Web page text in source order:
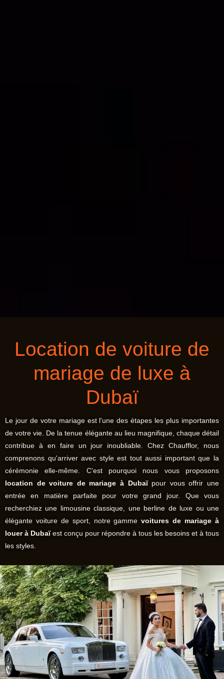
Location de voiture de
mariage de luxe à
Dubaï
Le jour de votre mariage est l'une des étapes les plus importantes
de votre vie. De la tenue élégante au lieu magnifique, chaque détail
contribue à en faire un jour inoubliable. Chez Chaufflor, nous
comprenons qu'arriver avec style est tout aussi important que la
cérémonie elle-même. C'est pourquoi nous vous proposons
location de voiture de mariage à Dubaïpour vous offrir une
entrée en matière parfaite pour votre grand jour. Que vous
recherchiez une limousine classique, une berline de luxe ou une
élégante voiture de sport, notre gammevoitures de mariage à
louer à Dubaïest conçu pour répondre à tous les besoins et à tous
les styles.